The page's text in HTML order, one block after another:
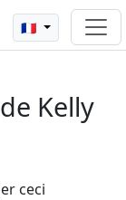
🇫🇷
Kelly
ceci